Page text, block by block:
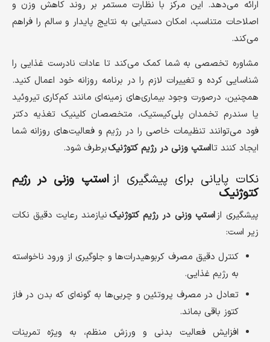
ارائه می‌دهد. این مرکز با نظارت مستمر بر روند کاهش وزن و
اصلاحات متناسب، امکان دستیابی به نتایج پایدار و سالم را فراهم
می‌کند.
مشاوره تخصصی به شما کمک می‌کند تا عادات نادرست غذایی را
شناسایی کرده و تغییرات لازم را در برنامه روزانه خود اعمال کنید.
همچنین، درصورت وجود بیماری‌های زمینه‌ای مانند کم‌کاری تیروئید
یا سندرم تخمدان پلی‌کیستیک، متخصصان کلینیک تغذیه دکتر
فود می‌توانند تنظیمات خاصی را در رژیم و فعالیت‌های روزانه شما
ایجاد کنند تااستپ وزنی در رژیم کتوژنیکبرطرف شود.
نکات پایانی برای پیشگیری از استپ وزنی در رژیم
کتوژنیک
پیشگیری ازاستپ وزنی در رژیم کتوژنیکنیازمند رعایت دقیق نکات
زیر است:
کنترل دقیق مصرف کربوهیدرات‌ها و جلوگیری از ورود ناخواسته
به رژیم غذایی.
تعادل در مصرف پروتئین و چربی‌ها به گونه‌ای که بدن در فاز
کتوز باقی بماند.
افزایش فعالیت بدنی و ورزش منظم، به ویژه تمرینات